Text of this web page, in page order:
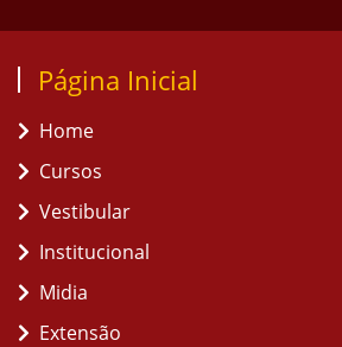
Página Inicial
Home
Cursos
Vestibular
Institucional
Midia
Extensão